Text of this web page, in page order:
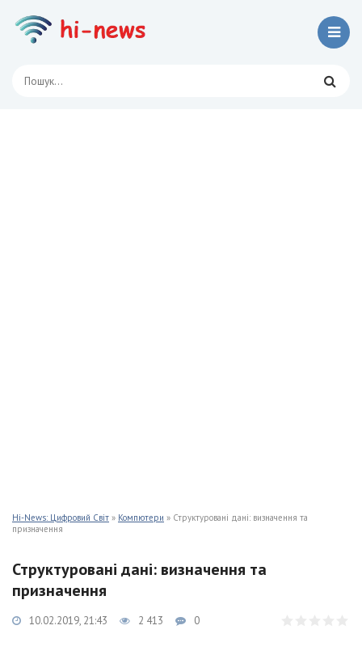
Hi-News: Цифровий Світ » Компютери » Структуровані дані: визначення та
призначення
Структуровані дані: визначення та
призначення
10.02.2019, 21:43 2 413 0